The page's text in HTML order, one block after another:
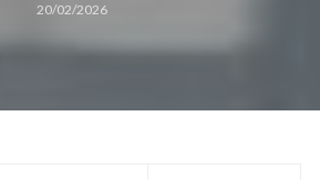
20/02/2026